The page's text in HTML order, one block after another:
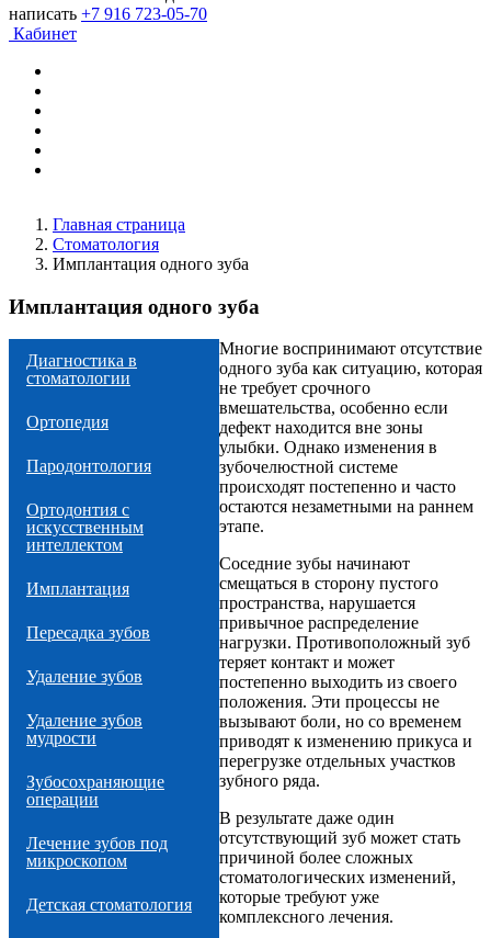
написать +7 916 723-05-70
Кабинет
Главная страница
Стоматология
Имплантация одного зуба
Имплантация одного зуба
Диагностика в
стоматологии
Ортопедия
Пародонтология
Ортодонтия с
искусственным
интеллектом
Имплантация
Пересадка зубов
Удаление зубов
Удаление зубов
мудрости
Зубосохраняющие
операции
Лечение зубов под
микроскопом
Детская стоматология
Многие воспринимают отсутствие
одного зуба как ситуацию, которая
не требует срочного
вмешательства, особенно если
дефект находится вне зоны
улыбки. Однако изменения в
зубочелюстной системе
происходят постепенно и часто
остаются незаметными на раннем
этапе.
Соседние зубы начинают
смещаться в сторону пустого
пространства, нарушается
привычное распределение
нагрузки. Противоположный зуб
теряет контакт и может
постепенно выходить из своего
положения. Эти процессы не
вызывают боли, но со временем
приводят к изменению прикуса и
перегрузке отдельных участков
зубного ряда.
В результате даже один
отсутствующий зуб может стать
причиной более сложных
стоматологических изменений,
которые требуют уже
комплексного лечения.